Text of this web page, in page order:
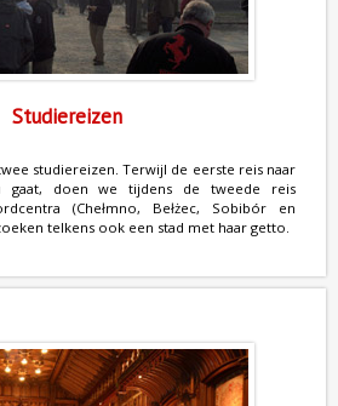
Studiereizen
studiereizen. Terwijl de eerste reis naar
gaat, doen we tijdens de tweede reis
(Chełmno, Bełżec, Sobibór en
telkens ook een stad met haar getto.